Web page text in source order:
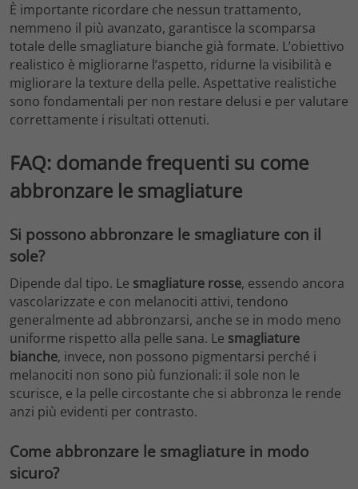
È importante ricordare che nessun trattamento,
nemmeno il più avanzato, garantisce la scomparsa
totale delle smagliature bianche già formate. L’obiettivo
realistico è migliorarne l’aspetto, ridurne la visibilità e
migliorare la texture della pelle. Aspettative realistiche
sono fondamentali per non restare delusi e per valutare
correttamente i risultati ottenuti.
FAQ: domande frequenti su come
abbronzare le smagliature
Si possono abbronzare le smagliature con il
sole?
Dipende dal tipo. Le smagliature rosse, essendo ancora
vascolarizzate e con melanociti attivi, tendono
generalmente ad abbronzarsi, anche se in modo meno
uniforme rispetto alla pelle sana. Le smagliature
bianche, invece, non possono pigmentarsi perché i
melanociti non sono più funzionali: il sole non le
scurisce, e la pelle circostante che si abbronza le rende
anzi più evidenti per contrasto.
Come abbronzare le smagliature in modo
sicuro?